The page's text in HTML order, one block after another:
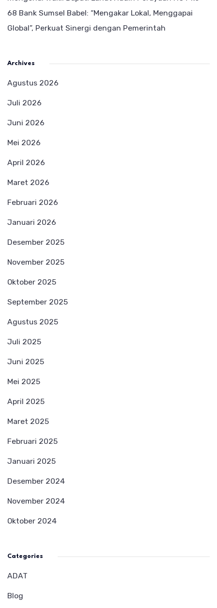
68 Bank Sumsel Babel: “Mengakar Lokal, Menggapai
Global”, Perkuat Sinergi dengan Pemerintah
Archives
Agustus 2026
Juli 2026
Juni 2026
Mei 2026
April 2026
Maret 2026
Februari 2026
Januari 2026
Desember 2025
November 2025
Oktober 2025
September 2025
Agustus 2025
Juli 2025
Juni 2025
Mei 2025
April 2025
Maret 2025
Februari 2025
Januari 2025
Desember 2024
November 2024
Oktober 2024
Categories
ADAT
Blog